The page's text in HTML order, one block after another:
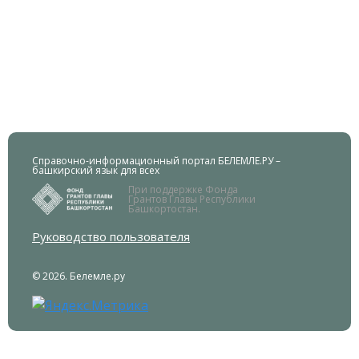
Справочно-информационный портал БЕЛЕМЛЕ.РУ –
башкирский язык для всех
При поддержке Фонда
Грантов Главы Республики
Башкортостан.
Руководство пользователя
© 2026. Белемле.ру